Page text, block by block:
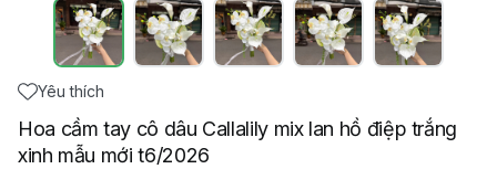
Yêu thích
Hoa cầm tay cô dâu Callalily mix lan hồ điệp trắng
xinh mẫu mới t6/2026